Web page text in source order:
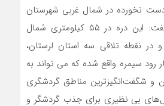
نخورده در شمال غربی شهرستان
کوهدشت می باشد،گفت: این دره در ۵۵ کیلومتری شمال
نقطه تلاقی سه استان لرستان،
رود سیمره واقع شده‌ که می تواند به
و شگفت‌انگیزترین مناطق گردشگری
بی نظیری برای جذب گردشگر و